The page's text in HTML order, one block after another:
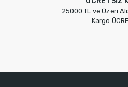
25000 TL ve Üzeri
Kargo